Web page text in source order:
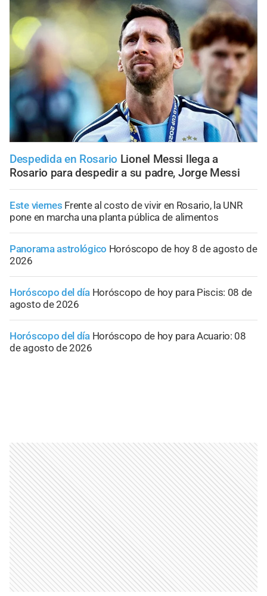
Despedida en Rosario Lionel Messi llega a
Rosario para despedir a su padre, Jorge Messi
Este viernes Frente al costo de vivir en Rosario, la UNR
pone en marcha una planta pública de alimentos
Panorama astrológico Horóscopo de hoy 8 de agosto de
2026
Horóscopo del día Horóscopo de hoy para Piscis: 08 de
agosto de 2026
Horóscopo del día Horóscopo de hoy para Acuario: 08
de agosto de 2026